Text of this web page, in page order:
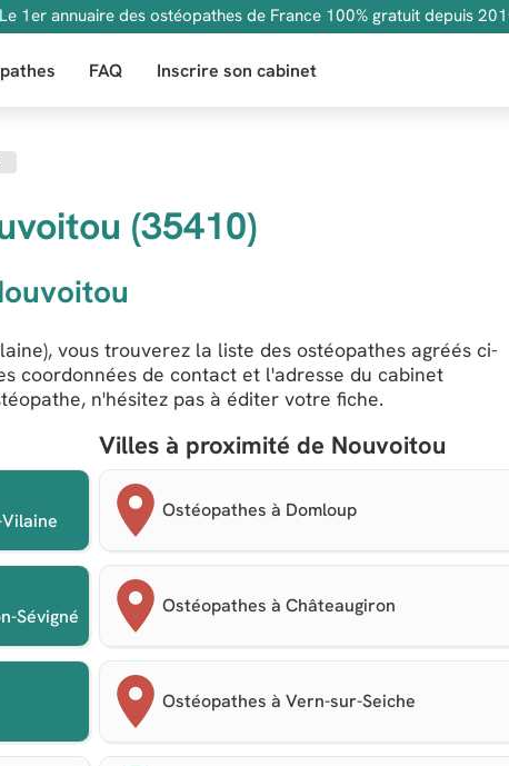
Le 1er annuaire des ostéopathes de France 100% gratuit depuis
FAQ Inscrire son cabinet
(35410)
vous trouverez la liste des ostéopathes agréés ci-
coordonnées de contact et l'adresse du cabinet
n'hésitez pas à éditer votre fiche.
Sévigné
Villes à proximité de Nouvoitou
Ostéopathes à Domloup
Ostéopathes à Châteaugiron
Ostéopathes à Vern-sur-Seiche